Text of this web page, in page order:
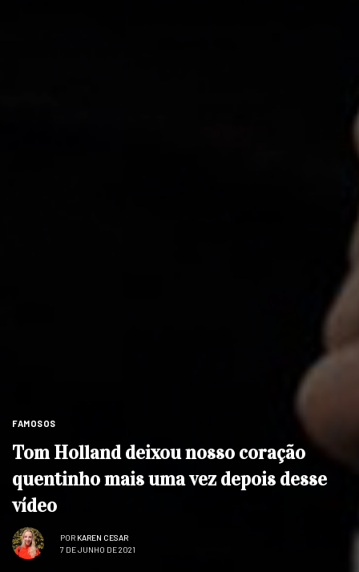
FAMOSOS
Tom Holland deixou nosso coração
quentinho mais uma vez depois desse
vídeo
POR KAREN CESAR
7 DE JUNHO DE 2021